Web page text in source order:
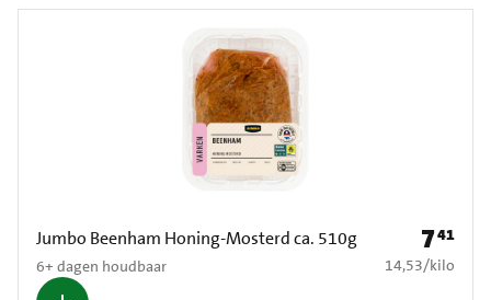
Jumbo Beenham Honing-Mosterd ca. 510g
6+ dagen houdbaar
Prijs: €
741
€ 14,53 per kilo
14,53/kilo